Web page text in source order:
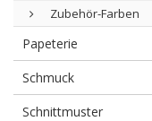
Zubehör-Farben
Papeterie
Schmuck
Schnittmuster